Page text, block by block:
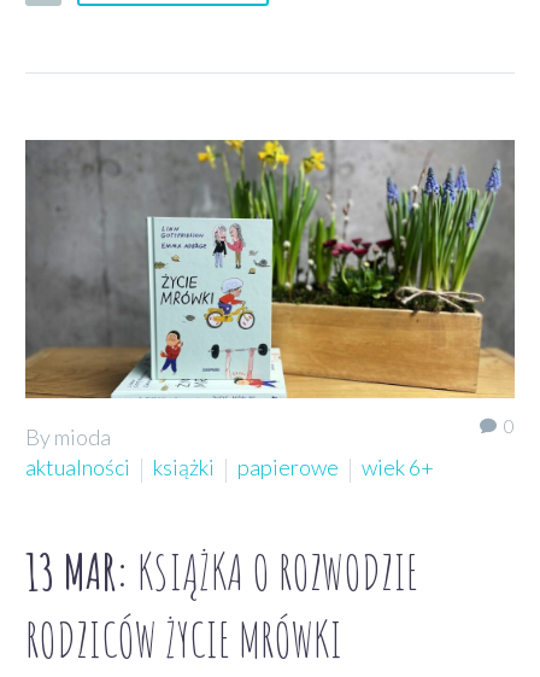
0
By mioda
aktualności
książki papierowe wiek 6+
13 MAR: KSIĄŻKA O ROZWODZIE
RODZICÓW ŻYCIE MRÓWKI